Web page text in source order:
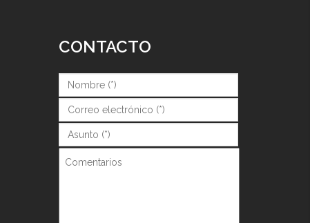
CONTACTO
Nombre (*)*
Correo (*)*
Asunto (*)*
Comentarios